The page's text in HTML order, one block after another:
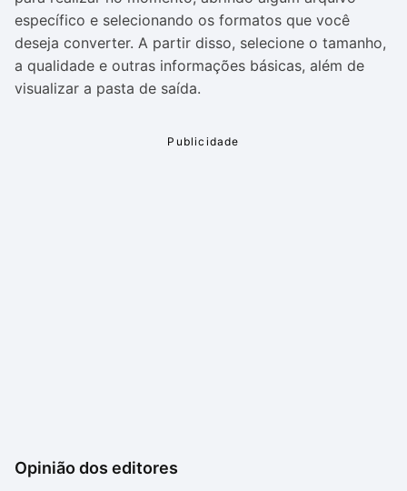
específico e selecionando os formatos que você
deseja converter. A partir disso, selecione o tamanho,
a qualidade e outras informações básicas, além de
visualizar a pasta de saída.
Opinião dos editores